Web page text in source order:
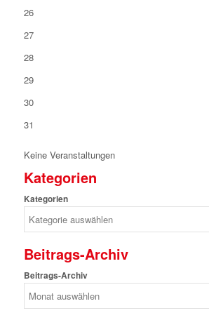
26
27
28
29
30
31
Keine Veranstaltungen
Kategorien
Kategorien
Beitrags-Archiv
Beitrags-Archiv